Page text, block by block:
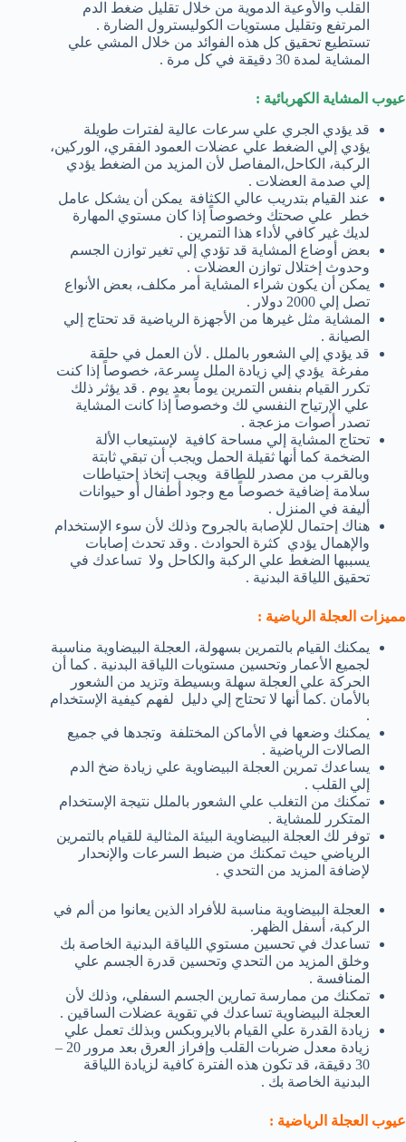
القلب والأوعية الدموية من خلال تقليل ضغط الدم
المرتفع وتقليل مستويات الكوليسترول الضارة .
تستطيع تحقيق كل هذه الفوائد من خلال المشي علي
المشاية لمدة 30 دقيقة في كل مرة .
عيوب المشاية الكهربائية :
قد يؤدي الجري علي سرعات عالية لفترات طويلة
يؤدي إلي الضغط علي عضلات العمود الفقري، الوركين،
الركبة، الكاحل،المفاصل لأن المزيد من الضغط يؤدي
إلي صدمة العضلات .
عند القيام بتدريب عالي الكثافة يمكن أن يشكل عامل
خطر علي صحتك وخصوصاً إذا كان مستوي المهارة
لديك غير كافي لأداء هذا التمرين .
بعض أوضاع المشاية قد تؤدي إلي تغير توازن الجسم
وحدوث إختلال توازن العضلات .
يمكن أن يكون شراء المشاية أمر مكلف، بعض الأنواع
تصل إلي 2000 دولار .
المشاية مثل غيرها من الأجهزة الرياضية قد تحتاج إلي
الصيانة .
قد يؤدي إلي الشعور بالملل . لأن العمل في حلقة
مفرغة يؤدي إلي زيادة الملل بسرعة، خصوصاً إذا كنت
تكرر القيام بنفس التمرين يوماً بعد يوم . قد يؤثر ذلك
علي الإرتياح النفسي لك وخصوصاً إذا كانت المشاية
تصدر أصوات مزعجة .
تحتاج المشاية إلي مساحة كافية لإستيعاب الألة
الضخمة كما أنها ثقيلة الحمل ويجب أن تبقي ثابتة
وبالقرب من مصدر للطاقة ويجب إتخاذ إحتياطات
سلامة إضافية خصوصاً مع وجود أطفال أو حيوانات
أليفة في المنزل .
هناك إحتمال للإصابة بالجروح وذلك لأن سوء الإستخدام
والإهمال يؤدي كثرة الحوادث . وقد تحدث إصابات
يسببها الضغط علي الركبة والكاحل ولا تساعدك في
تحقيق اللياقة البدنية .
مميزات العجلة الرياضية :
يمكنك القيام بالتمرين بسهولة، العجلة البيضاوية مناسبة
لجميع الأعمار وتحسين مستويات اللياقة البدنية . كما أن
الحركة علي العجلة سهلة وبسيطة وتزيد من الشعور
بالأمان .كما أنها لا تحتاج إلي دليل لفهم كيفية الإستخدام
.
يمكنك وضعها في الأماكن المختلفة وتجدها في جميع
الصالات الرياضية .
يساعدك تمرين العجلة البيضاوية علي زيادة ضخ الدم
إلي القلب .
تمكنك من التغلب علي الشعور بالملل نتيجة الإستخدام
المتكرر للمشاية .
توفر لك العجلة البيضاوية البيئة المثالية للقيام بالتمرين
الرياضي حيث تمكنك من ضبط السرعات والإنحدار
لإضافة المزيد من التحدي .
العجلة البيضاوية مناسبة للأفراد الذين يعانوا من ألم في
الركبة، أسفل الظهر.
تساعدك في تحسين مستوي اللياقة البدنية الخاصة بك
وخلق المزيد من التحدي وتحسين قدرة الجسم علي
المنافسة .
تمكنك من ممارسة تمارين الجسم السفلي، وذلك لأن
العجلة البيضاوية تساعدك في تقوية عضلات الساقين .
زيادة القدرة علي القيام بالايروبكس وبذلك تعمل علي
زيادة معدل ضربات القلب وإفراز العرق بعد مرور 20 –
30 دقيقة، قد تكون هذه الفترة كافية لزيادة اللياقة
البدنية الخاصة بك .
عيوب العجلة الرياضية :